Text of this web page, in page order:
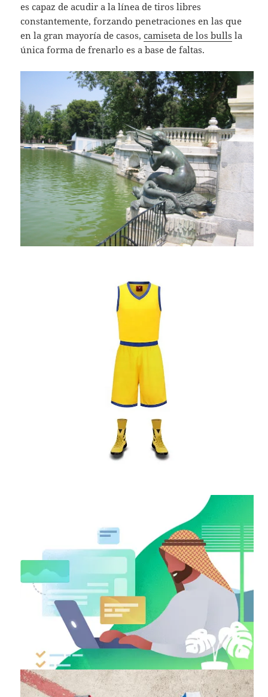
es capaz de acudir a la línea de tiros libres
constantemente, forzando penetraciones en las que
en la gran mayoría de casos,camiseta de los bulls la
única forma de frenarlo es a base de faltas.